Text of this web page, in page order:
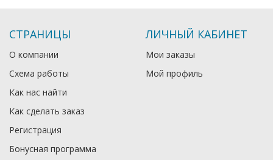
СТРАНИЦЫ
О компании
Схема работы
Как нас найти
Как сделать заказ
Регистрация
Бонусная программа
ЛИЧНЫЙ КАБИНЕТ
Мои заказы
Мой профиль